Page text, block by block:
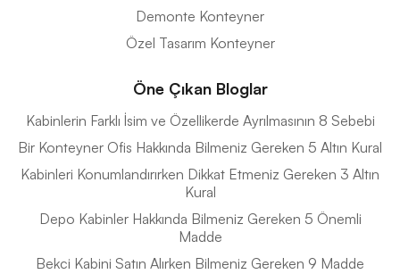
Demonte Konteyner
Özel Tasarım Konteyner
Öne Çıkan Bloglar
Kabinlerin Farklı İsim ve Özellikerde Ayrılmasının 8 Sebebi
Bir Konteyner Ofis Hakkında Bilmeniz Gereken 5 Altın Kural
Kabinleri Konumlandırırken Dikkat Etmeniz Gereken 3 Altın
Kural
Depo Kabinler Hakkında Bilmeniz Gereken 5 Önemli
Madde
Bekci Kabini Satın Alırken Bilmeniz Gereken 9 Madde